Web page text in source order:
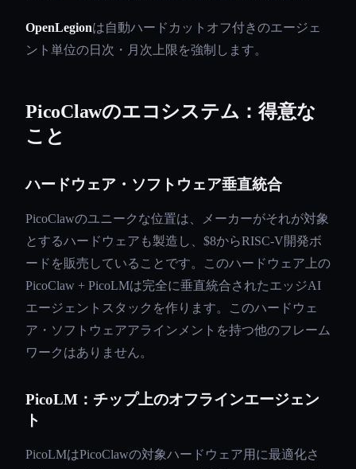
OpenLegionは自動ハードカットオフ付きのエージェ
ント単位の日次・月次上限を強制します。
PicoClawのエコシステム：得意な
こと
ハードウェア・ソフトウェア垂直統合
PicoClawのユニークな位置は、メーカーがそれが対象
とするハードウェアも製造し、$8からRISC-V開発ボ
ードを販売していることです。このハードウェア上の
PicoClaw + PicoLMは完全に垂直統合されたエッジAI
エージェントスタックを作ります。このハードウェ
ア・ソフトウェアアラインメントを持つ他のフレーム
ワークはありません。
PicoLM：チップ上のオフラインエージェン
ト
PicoLMはPicoClawの対象ハードウェア用に最適化さ